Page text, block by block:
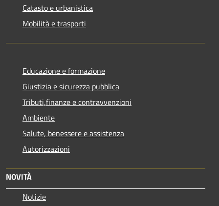
Catasto e urbanistica
Mobilità e trasporti
Educazione e formazione
Giustizia e sicurezza pubblica
Tributi,finanze e contravvenzioni
Ambiente
Salute, benessere e assistenza
Autorizzazioni
NOVITÀ
Notizie